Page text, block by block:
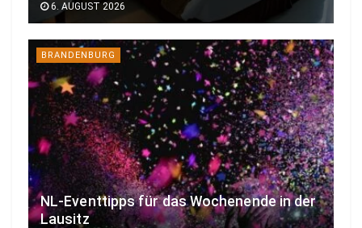
6. AUGUST 2026
BRANDENBURG
NL-Eventtipps für das Wochenende in der
Lausitz